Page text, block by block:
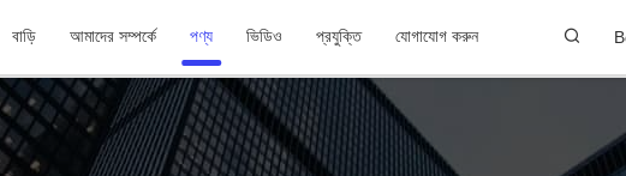
বাড়ি আমাদের সম্পর্কে পণ্য ভিডিও প্রযুক্তি যোগাযোগ করুন